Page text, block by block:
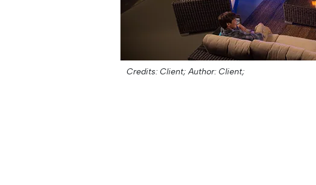
Credits: Client; Author: Client;